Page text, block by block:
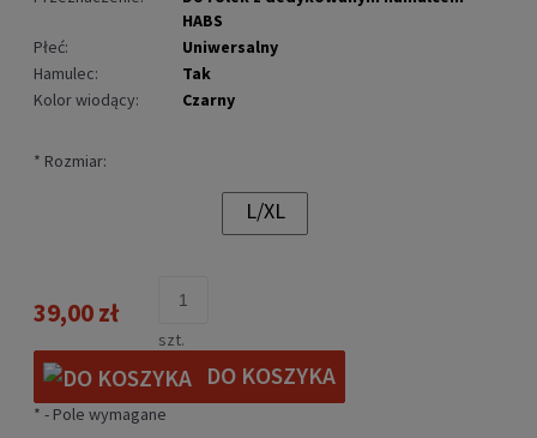
HABS
Płeć:
Uniwersalny
Hamulec:
Tak
Kolor wiodący:
Czarny
* Rozmiar:
L/XL
39,00 zł
szt.
DO KOSZYKA
* - Pole wymagane